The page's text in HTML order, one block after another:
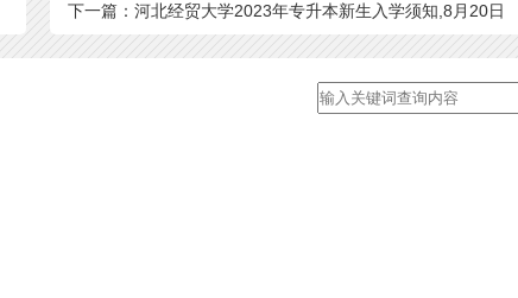
下一篇：河北经贸大学2023年专升本新生入学须知,8月20日
报到